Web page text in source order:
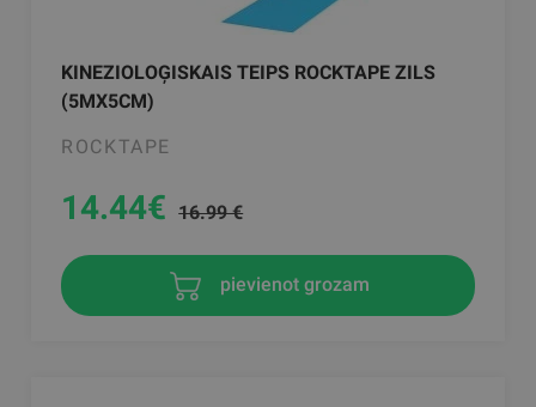
KINEZIOLOĢISKAIS TEIPS ROCKTAPE ZILS
(5MX5CM)
ROCKTAPE
14.44€ 16.99 €
pievienot grozam